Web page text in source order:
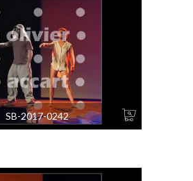
SB-2017-0242